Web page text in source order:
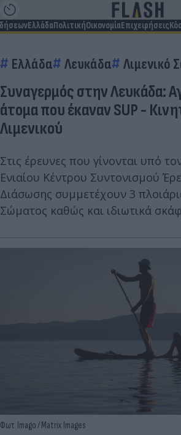
ΕλλάδαΠολιτικήΟικονομίαΕπιχειρήσεις
Ελλάδα Λευκάδα Λιμενικό
Συναγερμός στην Λευκάδα:
άτομα που έκαναν SUP -
Λιμενικού
Στις έρευνες που γίνονται υπό
Ενιαίου Κέντρου Συντονισμού
Διάσωσης συμμετέχουν 3
Σώματος καθώς και ιδιωτικά
Φωτ. Imago / Matrix Images